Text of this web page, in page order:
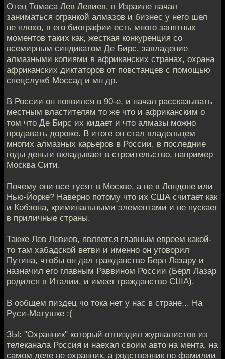
Отец Томаса Лев Левиев, в Израиле начал
заниматься огранкой алмазов и бизнес у него шел
не плохо, в его биографии есть много занятных
моментов таких как, жесткая конкуренция со
всемирным синдикатом Де Бирс, завладение
алмазными копиями в африканских странах, охрана
африканских диктаторов от повстанцев с помощью
спецслужб Моссад и мн др.
В России он появился в 90-е, и начал рассказывать
местным властителям то же что и африканским о
том что Де Бирс их кидает и что алмазы можно
продавать дороже. В итоге он стал владельцем
многих алмазных карьеров в России, в последние
годы деньги вкладывает в строительство, например
Москва Сити.
Почему они все тусят в Москве, а не в Лондоне или
Нью-Йорке? Наверно потому что их США считает как
и Кобзона, криминальными элементами и не пускает
в приличные страны.
Также Лев Левиев, является главным евреем какой-
то там хабадской ветви и именно он уговорил
Путина, чтобы он дал гражданство Берл Лазару и
назначил его главным Раввином России (Берл Лазар
родился в Италии, и имеет гражданство США).
В ообщем пиздец чо тока нет у нас в стране... На
Руси-Матушке :(
ЗЫ: "Охранник" который отпиздил журналистов из
телеканала Россия и наехал своим авто на мента, на
самом деле не охранник, а родственник по фамилии